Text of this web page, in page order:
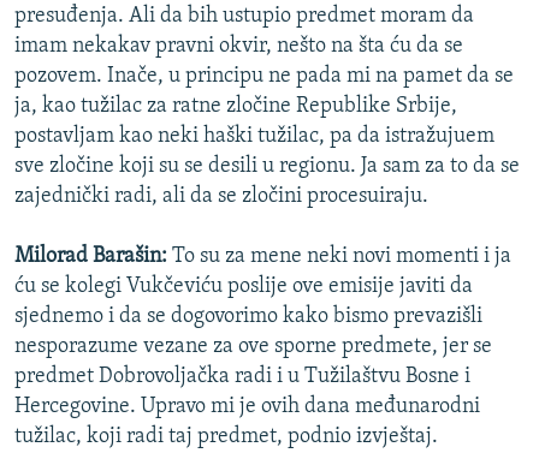
presuđenja. Ali da bih ustupio predmet moram da
imam nekakav pravni okvir, nešto na šta ću da se
pozovem. Inače, u principu ne pada mi na pamet da se
ja, kao tužilac za ratne zločine Republike Srbije,
postavljam kao neki haški tužilac, pa da istražujuem
sve zločine koji su se desili u regionu. Ja sam za to da se
zajednički radi, ali da se zločini procesuiraju.
Milorad Barašin: To su za mene neki novi momenti i ja
ću se kolegi Vukčeviću poslije ove emisije javiti da
sjednemo i da se dogovorimo kako bismo prevazišli
nesporazume vezane za ove sporne predmete, jer se
predmet Dobrovoljačka radi i u Tužilaštvu Bosne i
Hercegovine. Upravo mi je ovih dana međunarodni
tužilac, koji radi taj predmet, podnio izvještaj.